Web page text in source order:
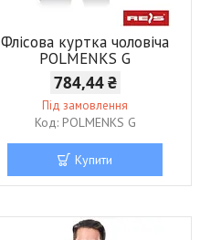
Флісова куртка чоловіча
POLMENKS G
784,44 ₴
Під замовлення
POLMENKS G
Купити